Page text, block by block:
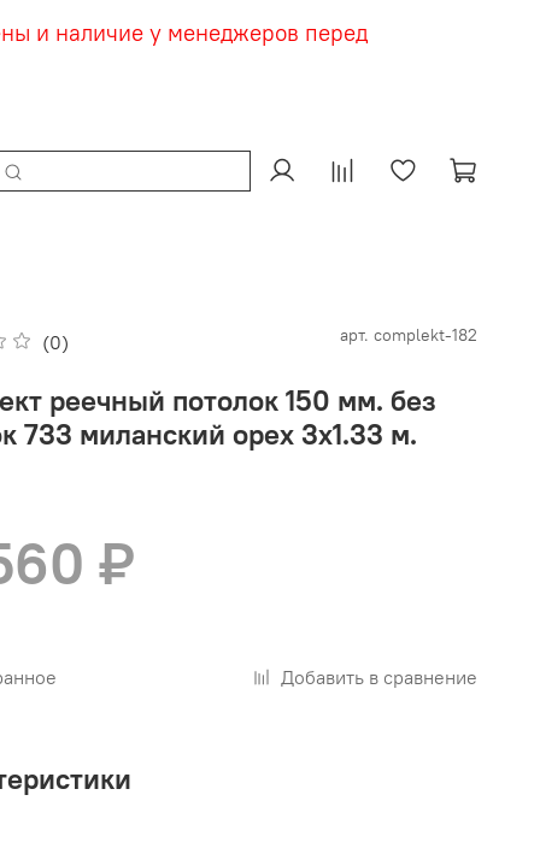
и наличие у менеджеров перед
(0) арт. complekt-182
реечный потолок 150 мм. без
733 миланский орех 3х1.33 м.
₽
Добавить в сравнение